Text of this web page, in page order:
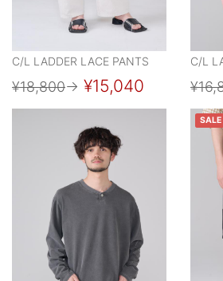
C/L LADDER LACE PANTS
¥18,800→ ¥15,040
C/L
SALE